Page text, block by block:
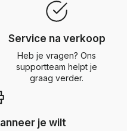
Service na verkoop
Heb je vragen? Ons
supportteam helpt je
graag verder.
je wilt